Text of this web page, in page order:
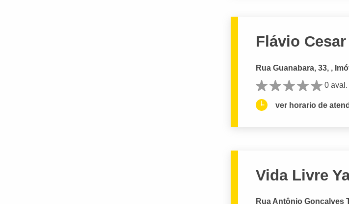
Flávio
Rua Guanabara, 33, ,
0 aval.
ver horario de
Vida Livre
Rua Antônio Gonçalves